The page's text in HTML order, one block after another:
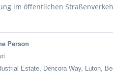
im öffentlichen
Person
Estate, Dencora Way, Luton,